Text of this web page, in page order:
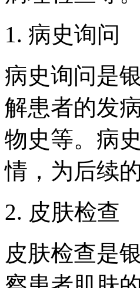
1. 病史询问
病史询问是
解患者的发
物史等。病
情，为后续
2. 皮肤检查
皮肤检查是